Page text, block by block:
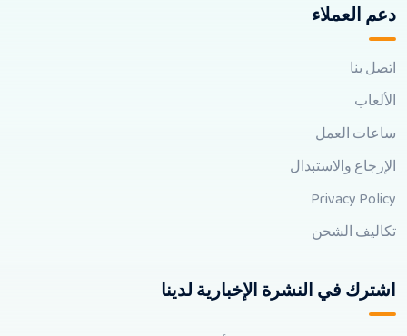
دعم العملاء
اتصل بنا
الألعاب
ساعات العمل
الإرجاع والاستبدال
Privacy Policy
تكاليف الشحن
اشترك في النشرة الإخبارية لدينا